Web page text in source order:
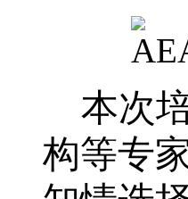
本次
构等专